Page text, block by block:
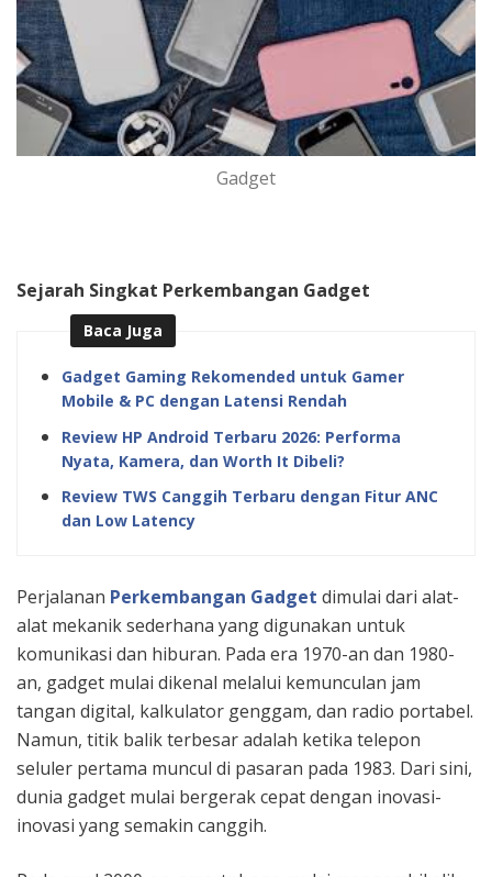
Gadget
Sejarah Singkat Perkembangan Gadget
Baca Juga
Gadget Gaming Rekomended untuk Gamer
Mobile & PC dengan Latensi Rendah
Review HP Android Terbaru 2026: Performa
Nyata, Kamera, dan Worth It Dibeli?
Review TWS Canggih Terbaru dengan Fitur ANC
dan Low Latency
Perjalanan Perkembangan Gadget dimulai dari alat-
alat mekanik sederhana yang digunakan untuk
komunikasi dan hiburan. Pada era 1970-an dan 1980-
an, gadget mulai dikenal melalui kemunculan jam
tangan digital, kalkulator genggam, dan radio portabel.
Namun, titik balik terbesar adalah ketika telepon
seluler pertama muncul di pasaran pada 1983. Dari sini,
dunia gadget mulai bergerak cepat dengan inovasi-
inovasi yang semakin canggih.